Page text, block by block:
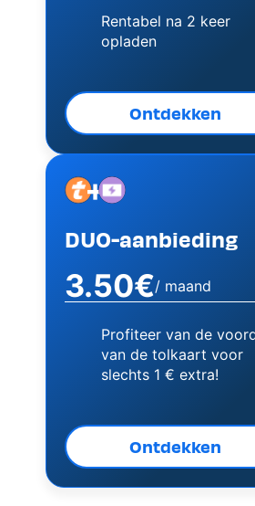
Rentabel na 2 keer
opladen
Ontdekken
Image
+Image
DUO-aanbieding
3.50€/ maand
Profiteer van de
van de tolkaart voor
slechts 1 € extra!
Ontdekken